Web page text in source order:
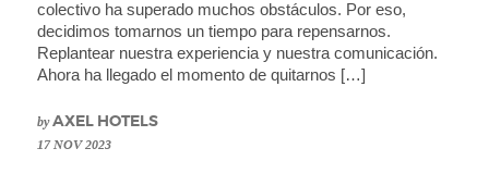
colectivo ha superado muchos obstáculos. Por eso,
decidimos tomarnos un tiempo para repensarnos.
Replantear nuestra experiencia y nuestra comunicación.
Ahora ha llegado el momento de quitarnos […]
byAXEL HOTELS
17 NOV 2023